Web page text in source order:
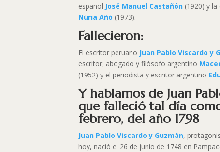
español José Manuel Castañón (1920) y
Núria Añó (1973).
Fallecieron:
El escritor peruano Juan Pablo Viscardo y
escritor, abogado y filósofo argentino
(1952) y el periodista y escritor argentino
Y hablamos de Juan
que falleció tal día
febrero, del año 1798
Juan Pablo Viscardo y Guzmán,
hoy, nació el 26 de junio de 1748 en